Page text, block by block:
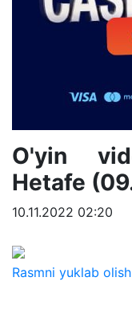
O'yin
Hetafe
10.11.2022 02:20
Rasmni yuklab olish